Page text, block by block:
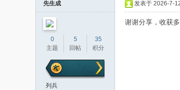
先生成
0
主题
5
回帖
35
积分
列兵
发表于 2026-7-
谢谢分享，收获